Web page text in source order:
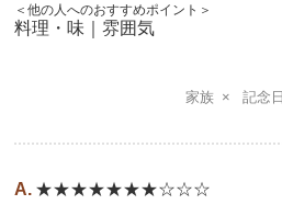
＜他の人へのおすすめポイント＞
料理・味｜雰囲気
家族
記念日
★★★★★★★☆☆☆